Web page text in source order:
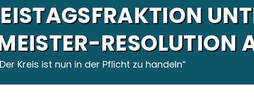
RESOLUTION
Kreis ist nun in der Pflicht zu handeln“